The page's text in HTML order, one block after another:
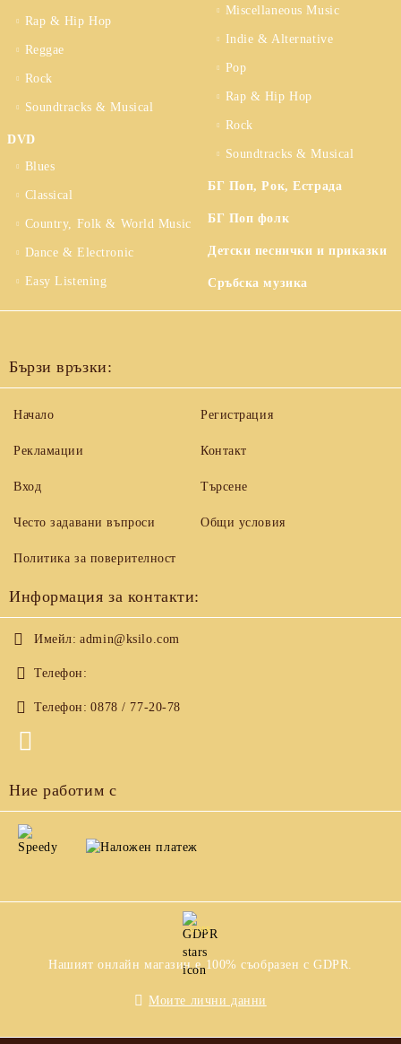
Rap & Hip Hop
Reggae
Rock
Soundtracks & Musical
DVD
Blues
Classical
Country, Folk & World Music
Dance & Electronic
Easy Listening
Miscellaneous Music
Indie & Alternative
Pop
Rap & Hip Hop
Rock
Soundtracks & Musical
БГ Поп, Рок, Естрада
БГ Поп фолк
Детски песнички и приказки
Сръбска музика
Бързи връзки:
Начало
Рекламации
Вход
Често задавани въпроси
Регистрация
Контакт
Търсене
Общи условия
Политика за поверителност
Информация за контакти:
Имейл: admin@ksilo.com
Телефон:
Телефон: 0878 / 77-20-78
Ние работим с
GDPR
Нашият онлайн магазин е 100% съобразен с GDPR.
Моите лични данни